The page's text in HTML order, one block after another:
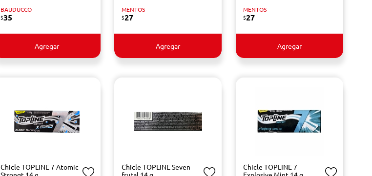
BAUDUCCO
$35
Agregar
MENTOS
$27
Agregar
MENTOS
$27
Agregar
Chicle TOPLINE 7 Atomic
Chicle TOPLINE Seven
Chicle TOPLINE 7